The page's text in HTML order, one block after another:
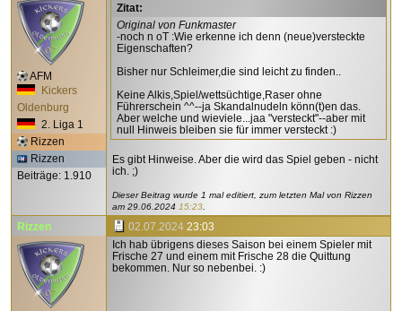
AFM
Kickers
Oldenburg
2. Liga 1
Rizzen
Rizzen
Beiträge: 1.910
Zitat:
Original von Funkmaster
-noch n oT :Wie erkenne ich denn (neue)versteckte
Eigenschaften?
Bisher nur Schleimer,die sind leicht zu finden..
Keine Alkis,Spiel/wettsüchtige,Raser ohne
Führerschein ^^--ja Skandalnudeln könn(t)en das.
Aber welche und wieviele...jaa "versteckt"--aber mit
null Hinweis bleiben sie für immer versteckt :)
Es gibt Hinweise. Aber die wird das Spiel geben - nicht
ich. ;)
Dieser Beitrag wurde 1 mal editiert, zum letzten Mal von Rizzen
am 29.06.2024 15:23.
Rizzen 02.07.2024 23:03
Ich hab übrigens dieses Saison bei einem Spieler mit
Frische 27 und einem mit Frische 28 die Quittung
bekommen. Nur so nebenbei. :)